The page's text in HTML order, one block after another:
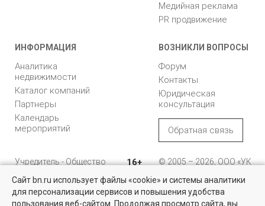
Квартиры на вторичном рынке
Медийная реклама
PR продвижение
ИНФОРМАЦИЯ
Аналитика
недвижимости
Каталог компаний
Партнеры
Календарь
мероприятий
ВОЗНИКЛИ ВОПРОСЫ
Форум
Контакты
Юридическая
консультация
Обратная связь
Учредитель - Общество
ответственностью
"Управляющая
компания "Бюллетень
16+
© 2005 – 2026, ООО «УК
196105, Санкт-
Петербург, пр. Юрия
Сайт bn.ru использует файлы «cookie» и системы аналитики
для персонализации сервисов и повышения удобства
пользования веб-сайтом. Продолжая просмотр сайта, вы